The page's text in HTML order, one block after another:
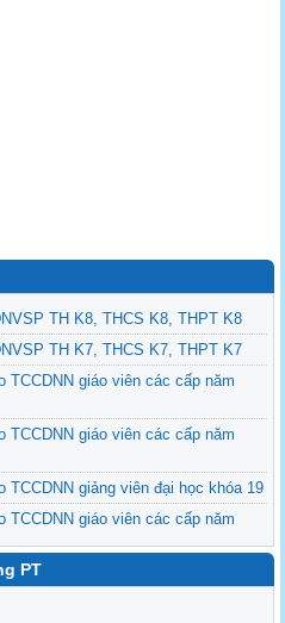
TH K8, THCS K8, THPT K8
TH K7, THCS K7, THPT K7
TCCDNN giáo viên các cấp năm
TCCDNN giáo viên các cấp năm
TCCDNN giảng viên đại học khóa 19
TCCDNN giáo viên các cấp năm
TH K6, THCS K6, THPT K6
cấp chứng nhận khóa 4 năm 2025
PT